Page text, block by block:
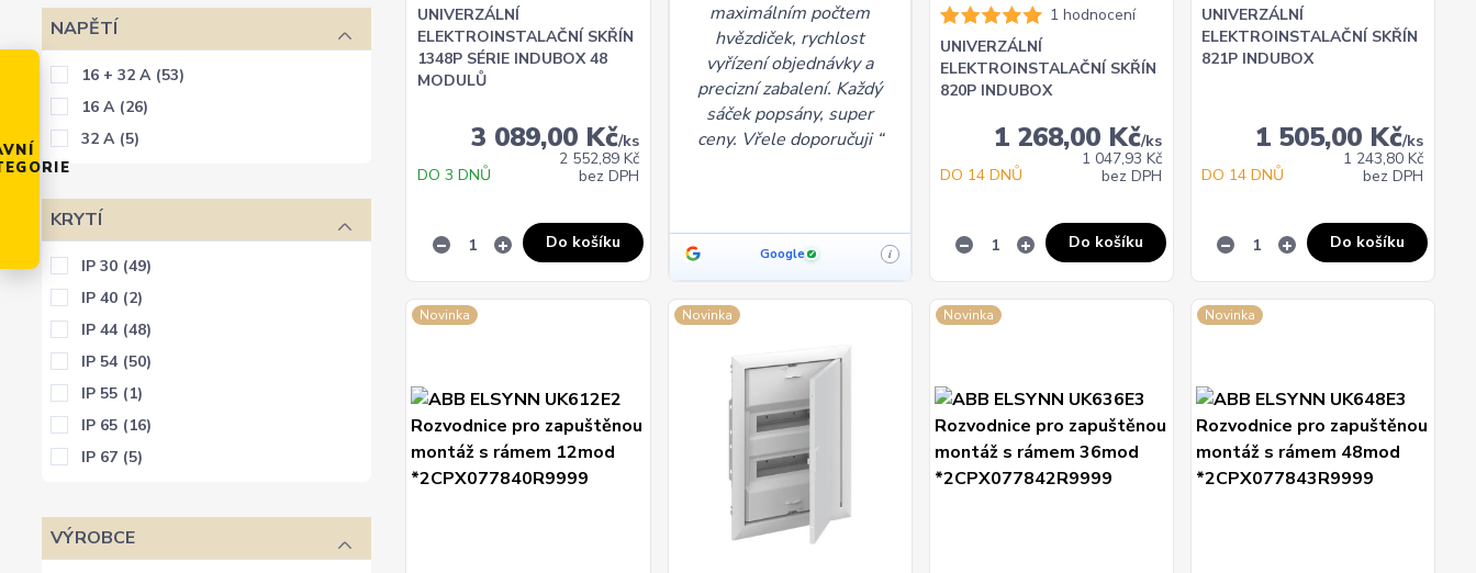
UNIVERZÁLNÍ
ELEKTROINSTALAČNÍ SKŘÍN
1348P SÉRIE INDUBOX 48
MODULŮ
3 089,00 Kč/ks
2 552,89 Kč
bez DPH
DO 3 DNŮ
Do košíku
maximálním počtem
hvězdiček, rychlost
vyřízení objednávky a
precizní zabalení. Každý
sáček popsány, super
ceny. Vřele doporučuji
Google ✓ i
1 hodnocení
UNIVERZÁLNÍ
ELEKTROINSTALAČNÍ SKŘÍN
820P INDUBOX
1 268,00 Kč/ks
1 047,93 Kč
bez DPH
DO 14 DNŮ
Do košíku
UNIVERZÁLNÍ
ELEKTROINSTALAČNÍ SKŘÍN
821P INDUBOX
1 505,00 Kč/ks
1 243,80 Kč
bez DPH
DO 14 DNŮ
Do košíku
Novinka Novinka Novinka Novinka
NAPĚTÍ
16 + 32 A (53)
16 A (26)
32 A (5)
KRYTÍ
IP 30 (49)
IP 40 (2)
IP 44 (48)
IP 54 (50)
IP 55 (1)
IP 65 (16)
IP 67 (5)
VÝROBCE